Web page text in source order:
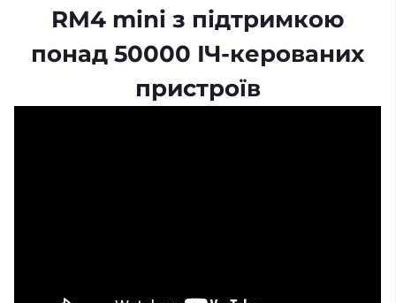
RM4 mini з підтримкою
понад 50000 ІЧ-керованих
пристроїв